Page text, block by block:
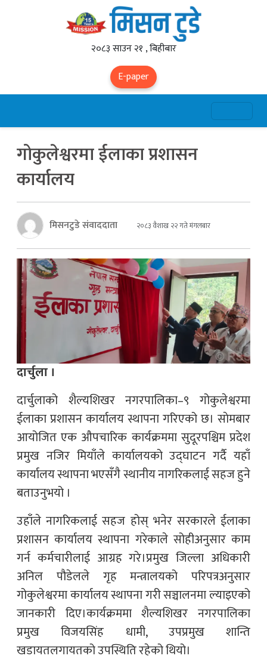
२०८३ साउन २१ , बिहीबार
E-paper
गोकुलेश्वरमा ईलाका प्रशासन
कार्यालय
मिसनटुडे संवाददाता २०८३ वैशाख २२ गते मंगलबार
दार्चुला ।
दार्चुलाको शैल्यशिखर नगरपालिका–९ गोकुलेश्वरमा
ईलाका प्रशासन कार्यालय स्थापना गरिएको छ। साेमबार
आयोजित एक औपचारिक कार्यक्रममा सुदूरपश्चिम प्रदेश
प्रमुख नजिर मियाँले कार्यालयको उद्घाटन गर्दै यहाँ
कार्यालय स्थापना भएसँगै स्थानीय नागरिकलाई सहज हुने
बताउनुभयो ।
उहाँले नागरिकलाई सहज होस् भनेर सरकारले ईलाका
प्रशासन कार्यालय स्थापना गरेकाले सोहीअनुसार काम
गर्न कर्मचारीलाई आग्रह गरे।प्रमुख जिल्ला अधिकारी
अनिल पौडेलले गृह मन्त्रालयको परिपत्रअनुसार
गोकुलेश्वरमा कार्यालय स्थापना गरी सञ्चालनमा ल्याइएको
जानकारी दिए।कार्यक्रममा शैल्यशिखर नगरपालिका
प्रमुख विजयसिंह धामी, उपप्रमुख शान्ति
खडायतलगायतको उपस्थिति रहेको थियो।